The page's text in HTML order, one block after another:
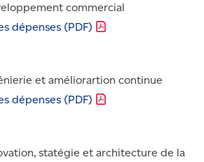
commercial
dépenses (PDF)
et améliorartion continue
dépenses (PDF)
statégie et architecture de la